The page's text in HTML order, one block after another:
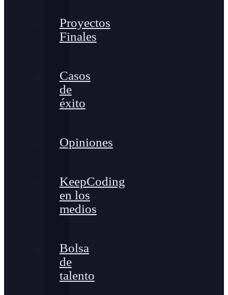
Proyectos
Finales
Casos
de
éxito
Opiniones
KeepCoding
en los
medios
Bolsa
de
talento